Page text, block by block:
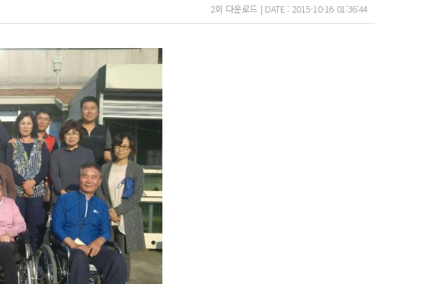
2회 다운로드 | DATE : 2015-10-16 01:36:44